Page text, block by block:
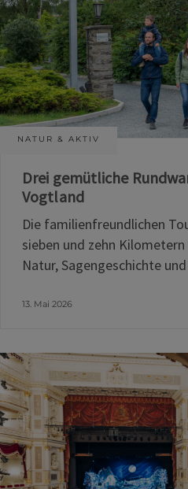
NATUR & AKTIV
Drei gemütliche
Vogtland
Die familienfreundlichen
sieben und zehn
Natur, Sagengeschichte
13. Mai 2026